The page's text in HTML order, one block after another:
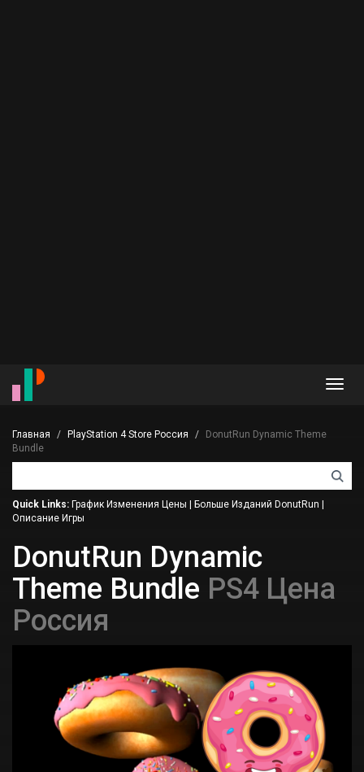
Главная PlayStation 4 Store Россия
DonutRun Dynamic Theme
Bundle
Quick Links: График Изменения Цены Больше Изданий DonutRun
Описание Игры
DonutRun Dynamic
Theme Bundle PS4 Цена
Россия